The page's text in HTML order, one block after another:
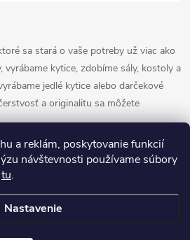
a reklám, poskytovanie funkcií
návštevnosti používame súbory
tu.
Nastavenie
sa stará o vaše potreby už viac ako
vyrábame kytice, zdobíme sály, kostoly a
jedlé kytice alebo darčekové
a originalitu sa môžete